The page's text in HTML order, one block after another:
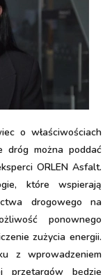
o właściwościach
dróg można poddać
ORLEN Asfalt.
które wspierają
drogowego na
ponownego
zużycia energii.
z wprowadzeniem
przetargów będzie